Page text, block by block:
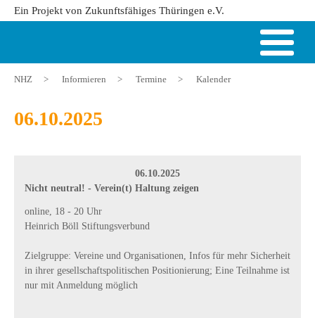
Ein Projekt von Zukunftsfähiges Thüringen e.V.
NHZ > Informieren > Termine > Kalender
06.10.2025
06.10.2025
Nicht neutral! - Verein(t) Haltung zeigen
online, 18 - 20 Uhr
Heinrich Böll Stiftungsverbund
Zielgruppe: Vereine und Organisationen, Infos für mehr Sicherheit
in ihrer gesellschaftspolitischen Positionierung; Eine Teilnahme ist
nur mit Anmeldung möglich